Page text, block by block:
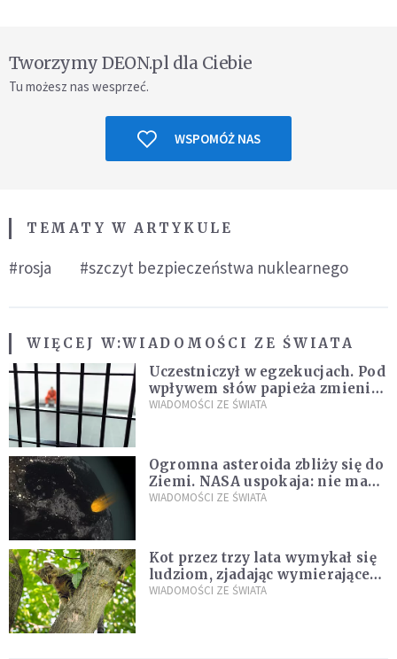
Tworzymy DEON.pl dla Ciebie
Tu możesz nas wesprzeć.
WSPOMÓŻ NAS
TEMATY W ARTYKULE
#rosja #szczyt bezpieczeństwa nuklearnego
WIĘCEJ W:WIADOMOŚCI ZE ŚWIATA
Uczestniczył w egzekucjach. Pod
wpływem słów papieża zmienił
zdanie
WIADOMOŚCI ZE ŚWIATA
Ogromna asteroida zbliży się do
Ziemi. NASA uspokaja: nie ma
zagrożenia
WIADOMOŚCI ZE ŚWIATA
Kot przez trzy lata wymykał się
ludziom, zjadając wymierające
kaczki. W końcu popełnił
WIADOMOŚCI ZE ŚWIATA